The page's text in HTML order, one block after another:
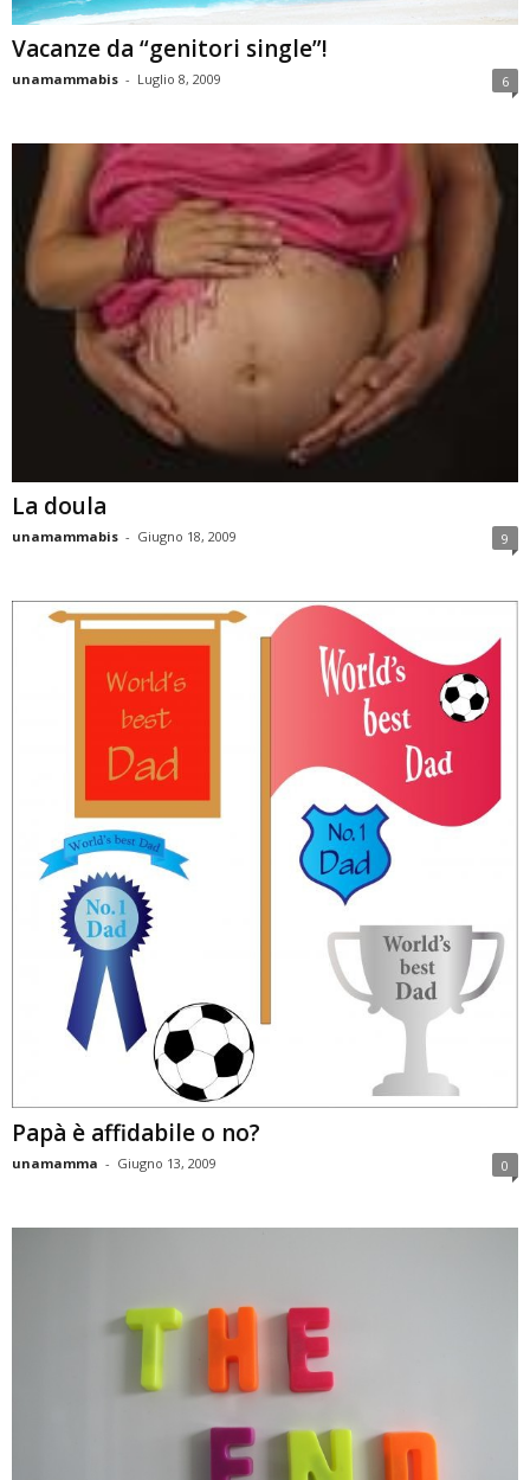
Vacanze da “genitori single”!
unamammabis - Luglio 8, 2009 6
La doula
unamammabis - Giugno 18, 2009 9
Papà è affidabile o no?
unamamma - Giugno 13, 2009 0